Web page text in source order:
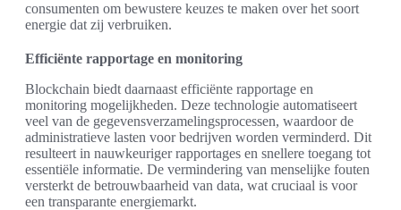
consumenten om bewustere keuzes te maken over het soort
energie dat zij verbruiken.
Efficiënte rapportage en monitoring
Blockchain biedt daarnaast efficiënte rapportage en
monitoring mogelijkheden. Deze technologie automatiseert
veel van de gegevensverzamelingsprocessen, waardoor de
administratieve lasten voor bedrijven worden verminderd. Dit
resulteert in nauwkeuriger rapportages en snellere toegang tot
essentiële informatie. De vermindering van menselijke fouten
versterkt de betrouwbaarheid van data, wat cruciaal is voor
een transparante energiemarkt.